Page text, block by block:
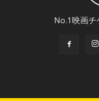
No.1映画チ